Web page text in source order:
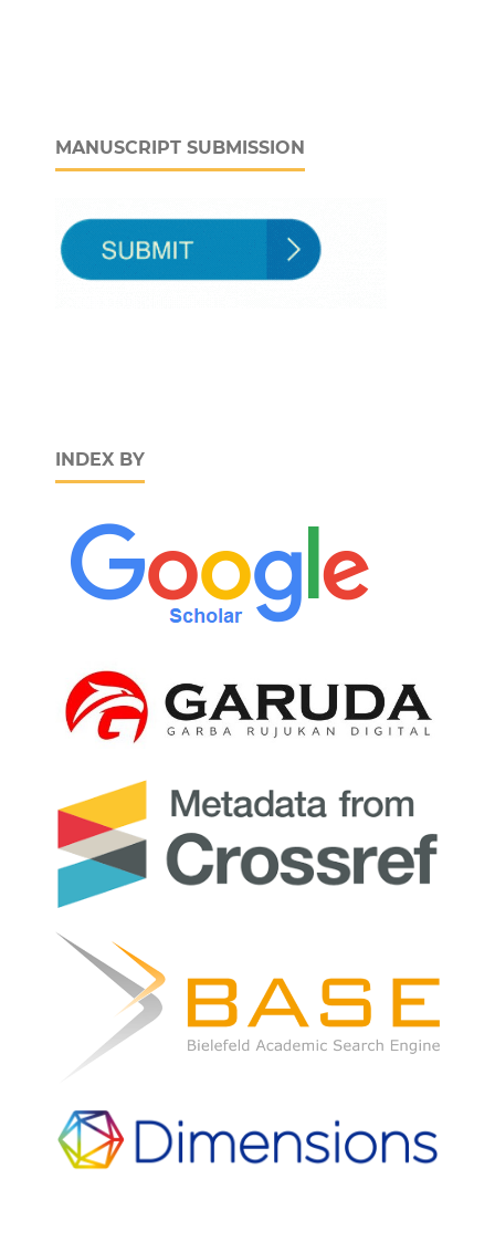
MANUSCRIPT SUBMISSION
INDEX BY